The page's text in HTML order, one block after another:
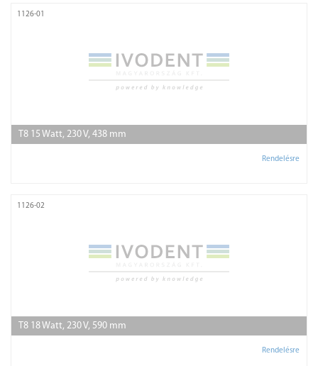
1126-01
T8 15 Watt, 230 V, 438 mm
Rendelésre
1126-02
T8 18 Watt, 230 V, 590 mm
Rendelésre